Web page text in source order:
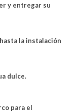
y entregar su
la instalación
dulce.
para el